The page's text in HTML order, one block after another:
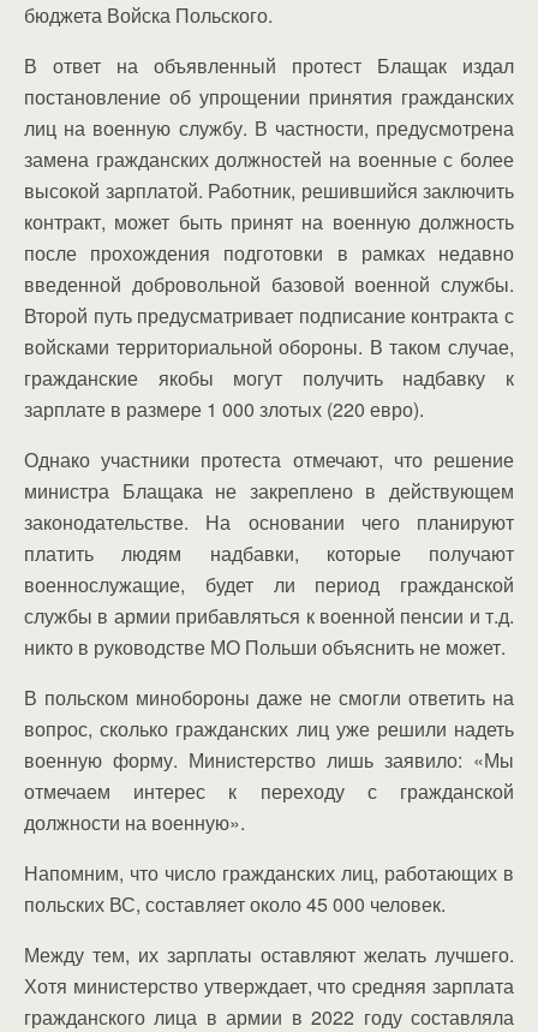
бюджета Войска Польского.
В ответ на объявленный протест Блащак издал
постановление об упрощении принятия гражданских
лиц на военную службу. В частности, предусмотрена
замена гражданских должностей на военные с более
высокой зарплатой. Работник, решившийся заключить
контракт, может быть принят на военную должность
после прохождения подготовки в рамках недавно
введенной добровольной базовой военной службы.
Второй путь предусматривает подписание контракта с
войсками территориальной обороны. В таком случае,
гражданские якобы могут получить надбавку к
зарплате в размере 1 000 злотых (220 евро).
Однако участники протеста отмечают, что решение
министра Блащака не закреплено в действующем
законодательстве. На основании чего планируют
платить людям надбавки, которые получают
военнослужащие, будет ли период гражданской
службы в армии прибавляться к военной пенсии и т.д.
никто в руководстве МО Польши объяснить не может.
В польском минобороны даже не смогли ответить на
вопрос, сколько гражданских лиц уже решили надеть
военную форму. Министерство лишь заявило: «Мы
отмечаем интерес к переходу с гражданской
должности на военную».
Напомним, что число гражданских лиц, работающих в
польских ВС, составляет около 45 000 человек.
Между тем, их зарплаты оставляют желать лучшего.
Хотя министерство утверждает, что средняя зарплата
гражданского лица в армии в 2022 году составляла